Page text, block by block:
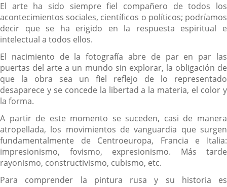
El arte ha sido siempre fiel compañero de todos los
acontecimientos sociales, científicos o políticos; podríamos
decir que se ha erigido en la respuesta espiritual e
intelectual a todos ellos.
El nacimiento de la fotografía abre de par en par las
puertas del arte a un mundo sin explorar, la obligación de
que la obra sea un fiel reflejo de lo representado
desaparece y se concede la libertad a la materia, el color y
la forma.
A partir de este momento se suceden, casi de manera
atropellada, los movimientos de vanguardia que surgen
fundamentalmente de Centroeuropa, Francia e Italia:
impresionismo, fovismo, expresionismo. Más tarde
rayonismo, constructivismo, cubismo, etc.
Para comprender la pintura rusa y su historia es